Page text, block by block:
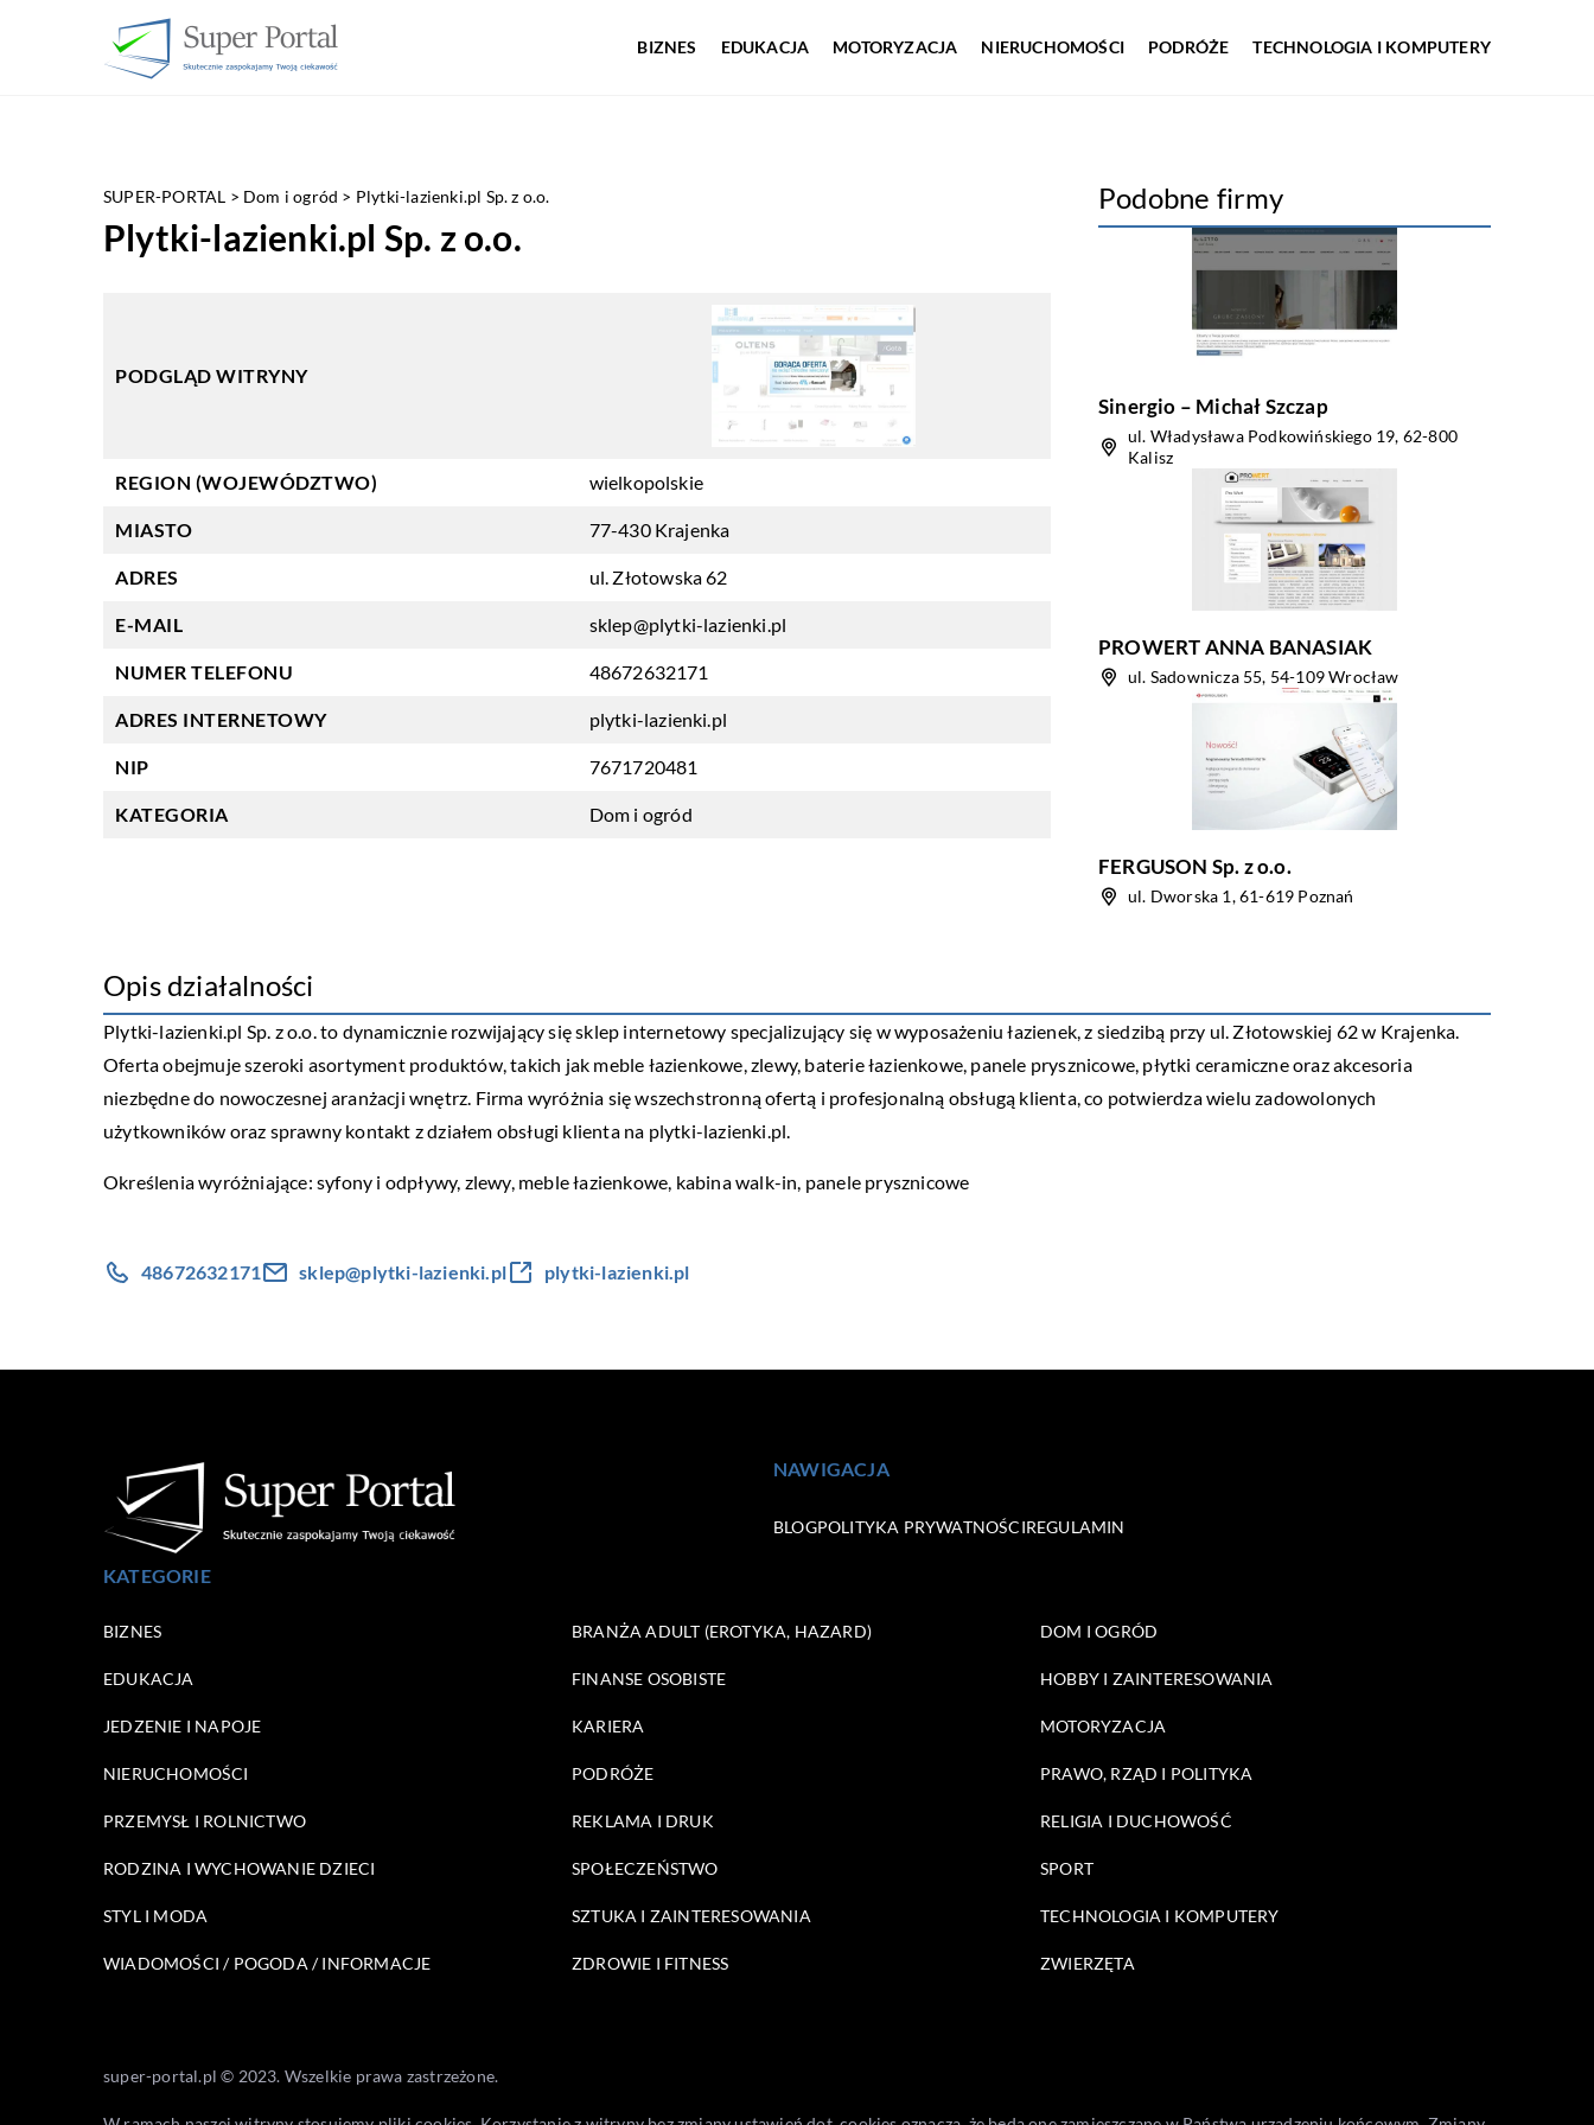
BIZNES EDUKACJA MOTORYZACJA NIERUCHOMOŚCI PODRÓŻE TECHNOLOGIA I KOMPUTERY
SUPER-PORTAL > Dom i ogród > Plytki-lazienki.pl Sp. z o.o.
Plytki-lazienki.pl Sp. z o.o.
PODGLĄD WITRYNY
REGION (WOJEWÓDZTWO) wielkopolskie
MIASTO 77-430 Krajenka
ADRES ul. Złotowska 62
E-MAIL sklep@plytki-lazienki.pl
NUMER TELEFONU 48672632171
ADRES INTERNETOWY plytki-lazienki.pl
NIP 7671720481
KATEGORIA Dom i ogród
Podobne firmy
Sinergio – Michał Szczap
ul. Władysława Podkowińskiego 19, 62-800
Kalisz
PROWERT ANNA BANASIAK
ul. Sadownicza 55, 54-109 Wrocław
FERGUSON Sp. z o.o.
ul. Dworska 1, 61-619 Poznań
Opis działalności
Plytki-lazienki.pl Sp. z o.o. to dynamicznie rozwijający się sklep internetowy specjalizujący się w wyposażeniu łazienek, z siedzibą przy ul. Złotowskiej 62 w Krajenka.
Oferta obejmuje szeroki asortyment produktów, takich jak meble łazienkowe, zlewy, baterie łazienkowe, panele prysznicowe, płytki ceramiczne oraz akcesoria
niezbędne do nowoczesnej aranżacji wnętrz. Firma wyróżnia się wszechstronną ofertą i profesjonalną obsługą klienta, co potwierdza wielu zadowolonych
użytkowników oraz sprawny kontakt z działem obsługi klienta na plytki-lazienki.pl.
Określenia wyróżniające: syfony i odpływy, zlewy, meble łazienkowe, kabina walk-in, panele prysznicowe
48672632171 sklep@plytki-lazienki.pl plytki-lazienki.pl
NAWIGACJA
BLOGPOLITYKA PRYWATNOŚCIREGULAMIN
KATEGORIE
BIZNES BRANŻA ADULT (EROTYKA, HAZARD) DOM I OGRÓD
EDUKACJA FINANSE OSOBISTE HOBBY I ZAINTERESOWANIA
JEDZENIE I NAPOJE KARIERA MOTORYZACJA
NIERUCHOMOŚCI PODRÓŻE PRAWO, RZĄD I POLITYKA
PRZEMYSŁ I ROLNICTWO REKLAMA I DRUK RELIGIA I DUCHOWOŚĆ
RODZINA I WYCHOWANIE DZIECI SPOŁECZEŃSTWO SPORT
STYL I MODA SZTUKA I ZAINTERESOWANIA TECHNOLOGIA I KOMPUTERY
WIADOMOŚCI / POGODA / INFORMACJE ZDROWIE I FITNESS ZWIERZĘTA
super-portal.pl © 2023. Wszelkie prawa zastrzeżone.